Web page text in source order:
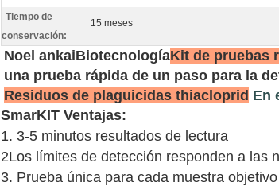
Tiempo de
conservación:
15 meses
Noel ankaiBiotecnologíaKit de pruebas
una prueba rápida de un paso para la
Residuos de plaguicidas thiacloprid En
SmarKIT Ventajas:
1. 3-5 minutos resultados de lectura
2Los límites de detección responden a las
3. Prueba única para cada muestra objetivo